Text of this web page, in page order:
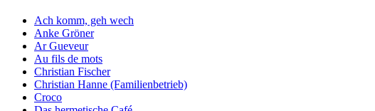
Ach komm, geh wech
Anke Gröner
Ar Gueveur
Au fils de mots
Christian Fischer
Christian Hanne (Familienbetrieb)
Croco